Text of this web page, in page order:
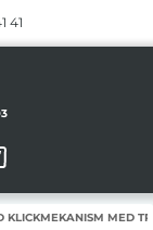
41
KLICKMEKANISM MED